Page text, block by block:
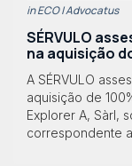
in ECO | Advocatus
SÉRVULO
na aquisição
A SÉRVULO
aquisição de
Explorer A, Sàrl,
correspondente